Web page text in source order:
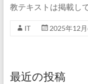
教テキストは掲載し
IT 2025年12
最近の投稿